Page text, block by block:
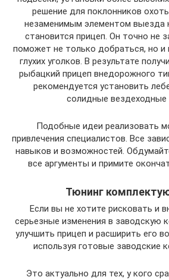
решение для поклонников
незаменимым элементом выезда
становится прицеп. Он точно не
поможет не только добраться, но и
глухих уголков. В результате
рыбацкий прицеп внедорожного
рекомендуется установить
солидные вездеходные
Подобные идеи реализовать
привлечения специалистов. Все
навыков и возможностей.
все аргументы и примите
Тюнинг
Если вы не хотите рисковать и
серьезные изменения в заводскую
улучшить прицеп и расширить его
используя готовые заводские
Это актуально для тех, у кого